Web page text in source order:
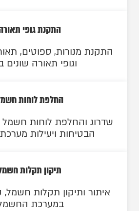
התקנת גופי
התקנת מנורות, ספוטים,
וגופי תאורה שונים
החלפת לוחות
שדרוג והחלפת לוחות חשמל
הבטיחות ויעילות
תיקון תקלות
איתור ותיקון תקלות חשמל,
במערכת